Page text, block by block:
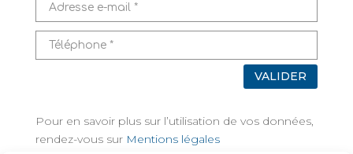
VALIDER
Pour en savoir plus sur l’utilisation de vos données,
rendez-vous sur Mentions légales